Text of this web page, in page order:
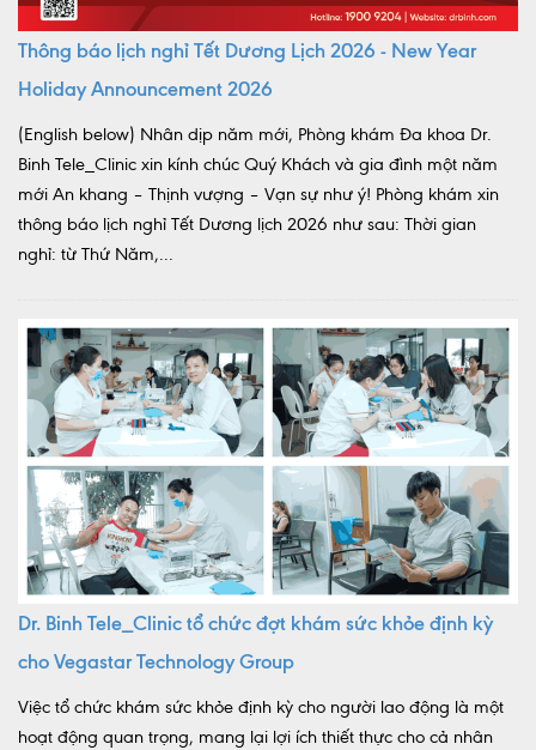
Thông báo lịch nghỉ Tết Dương Lịch 2026 - New Year
Holiday Announcement 2026
(English below) Nhân dịp năm mới, Phòng khám Đa khoa Dr.
Binh Tele_Clinic xin kính chúc Quý Khách và gia đình một năm
mới An khang – Thịnh vượng – Vạn sự như ý! Phòng khám xin
thông báo lịch nghỉ Tết Dương lịch 2026 như sau: Thời gian
nghỉ: từ Thứ Năm,...
Dr. Binh Tele_Clinic tổ chức đợt khám sức khỏe định kỳ
cho Vegastar Technology Group
Việc tổ chức khám sức khỏe định kỳ cho người lao động là một
hoạt động quan trọng, mang lại lợi ích thiết thực cho cả nhân